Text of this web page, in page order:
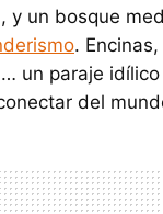
, y un bosque
.
un paraje idílico
del